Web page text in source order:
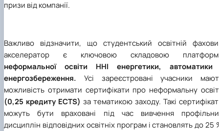
призи від компанії.
Важливо відзначити, що студентський освітній
акселератор є ключовою складовою
неформальної освіти ННІ енергетики, автоматики
енергозбереження. Усі зареєстровані учасники
можливість отримати сертифікати про неформальну
(0,25 кредиту ECTS) за тематикою заходу. Такі
можуть бути враховані під час вивчення
дисциплін відповідних освітніх програм і становлять до 25